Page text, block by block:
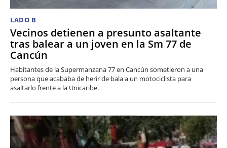
LADO B
Vecinos detienen a presunto asaltante
tras balear a un joven en la Sm 77 de
Cancún
Habitantes de la Supermanzana 77 en Cancún sometieron a una
persona que acababa de herir de bala a un motociclista para
asaltarlo frente a la Unicaribe.